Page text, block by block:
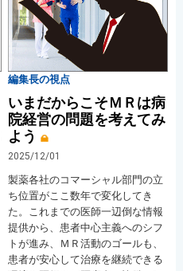
編集長の視点
いまだからこそＭＲは病
院経営の問題を考えてみ
よう
2025/12/01
製薬各社のコマーシャル部門の立
ち位置がここ数年で変化してき
た。これまでの医師一辺倒な情報
提供から、患者中心主義へのシフ
トが進み、ＭＲ活動のゴールも、
患者が安心して治療を継続できる